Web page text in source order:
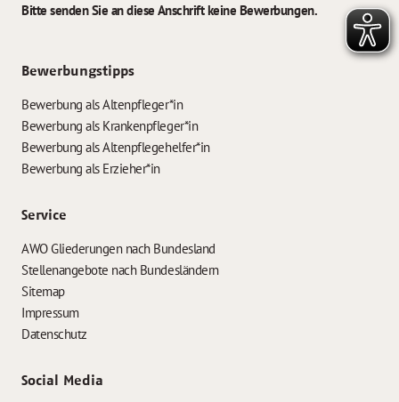
Bitte senden Sie an diese Anschrift keine Bewerbungen.
Bewerbungstipps
Bewerbung als Altenpfleger*in
Bewerbung als Krankenpfleger*in
Bewerbung als Altenpflegehelfer*in
Bewerbung als Erzieher*in
Service
AWO Gliederungen nach Bundesland
Stellenangebote nach Bundesländern
Sitemap
Impressum
Datenschutz
Social Media